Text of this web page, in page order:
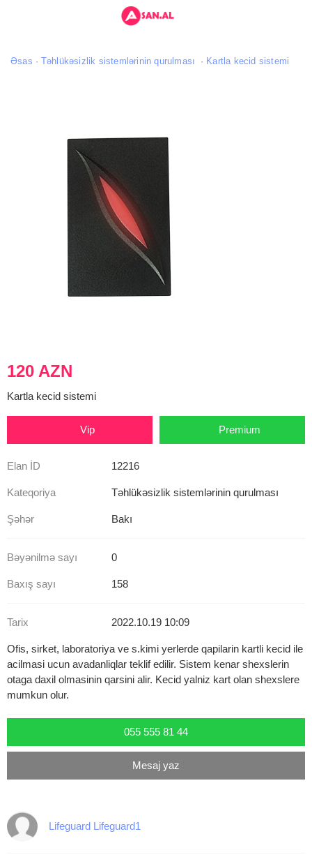
Əsas Təhlükəsizlik sistemlərinin qurulması Kartla kecid sistemi
120 AZN
Kartla kecid sistemi
Vip Premium
Elan İD 12216
Kateqoriya Təhlükəsizlik sistemlərinin qurulması
Şəhər Bakı
Bəyənilmə sayı 0
Baxış sayı 158
Tarix 2022.10.19 10:09
Ofis, sirket, laboratoriya ve s.kimi yerlerde qapilarin kartli kecid ile
acilmasi ucun avadanliqlar teklif edilir. Sistem kenar shexslerin
otaga daxil olmasinin qarsini alir. Kecid yalniz kart olan shexslere
mumkun olur.
055 555 81 44
Mesaj yaz
Lifeguard Lifeguard1